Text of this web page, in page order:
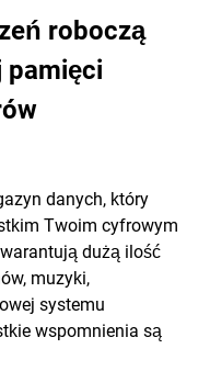
roboczą
pamięci
danych, który
Twoim cyfrowym
dużą ilość
muzyki,
systemu
wspomnienia są